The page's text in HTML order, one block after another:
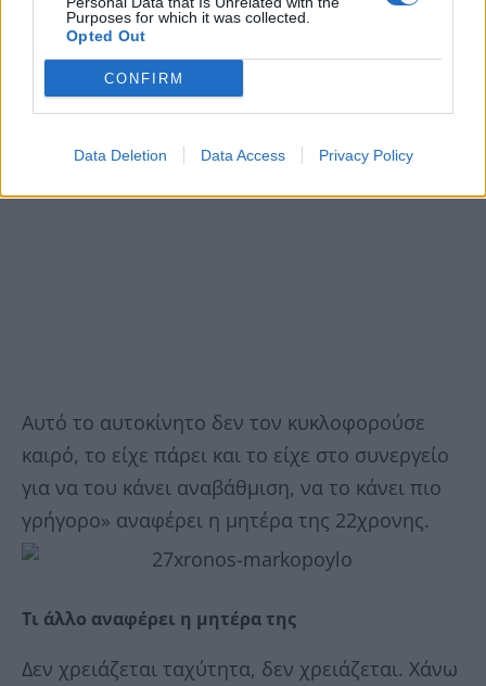
Purposes for which it was collected.
Opted Out
CONFIRM
Data Deletion Data Access Privacy Policy
Αυτό το αυτοκίνητο δεν τον κυκλοφορούσε
καιρό, το είχε πάρει και το είχε στο συνεργείο
για να του κάνει αναβάθμιση, να το κάνει πιο
γρήγορο» αναφέρει η μητέρα της 22χρονης.
Τι άλλο αναφέρει η μητέρα της
Δεν χρειάζεται ταχύτητα, δεν χρειάζεται. Χάνω